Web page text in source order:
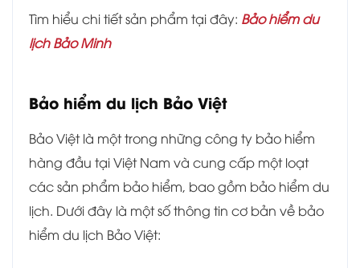
Tìm hiểu chi tiết sản phẩm tại đây: Bảo hiểm du
lịch Bảo Minh
Bảo hiểm du lịch Bảo Việt
Bảo Việt là một trong những công ty bảo hiểm
hàng đầu tại Việt Nam và cung cấp một loạt
các sản phẩm bảo hiểm, bao gồm bảo hiểm du
lịch. Dưới đây là một số thông tin cơ bản về bảo
hiểm du lịch Bảo Việt: